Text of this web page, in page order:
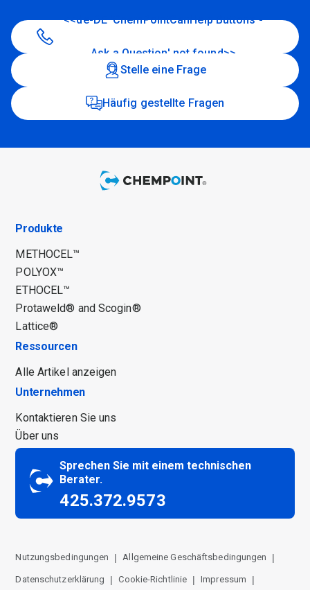
<<de-DE 'ChemPointCanHelp Buttons -
Ask a Question' not found>>
Stelle eine Frage
Häufig gestellte Fragen
Produkte
METHOCEL™
POLYOX™
ETHOCEL™
Protaweld® and Scogin®
Lattice®
Ressourcen
Alle Artikel anzeigen
Unternehmen
Kontaktieren Sie uns
Über uns
Sprechen Sie mit einem technischen
Berater.
425.372.9573
Nutzungsbedingungen Allgemeine Geschäftsbedingungen
Datenschutzerklärung Cookie-Richtlinie Impressum